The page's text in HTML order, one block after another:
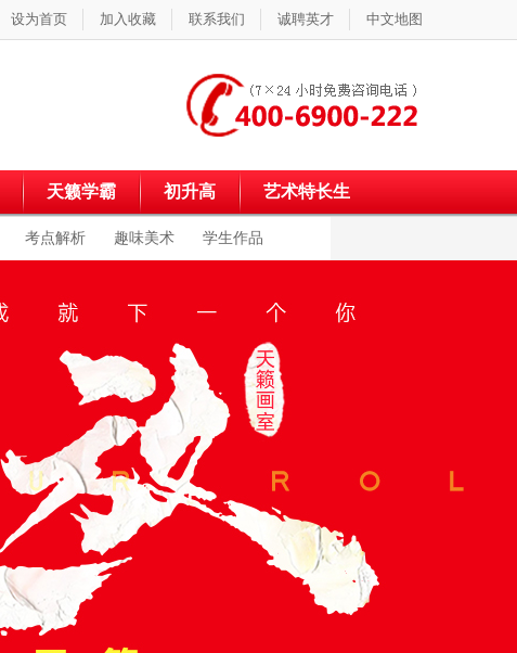
设为首页 加入收藏 联系我们 诚聘英才 中文地图
天籁学霸 初升高 艺术特长生
考点解析 趣味美术 学生作品